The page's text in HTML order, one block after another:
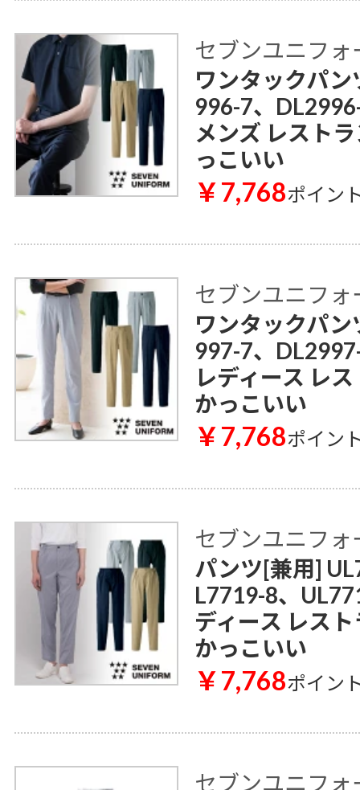
セブンユニフォ
ワンタックパ
996-7、
メンズ レスト
っこいい
￥7,768ポイン
セブンユニフォ
ワンタックパ
997-7、
レディース レ
かっこいい
￥7,768ポイン
セブンユニフォ
パンツ[兼用]
L7719-8、
ディース レス
かっこいい
￥7,768ポイン
セブンユニフォ